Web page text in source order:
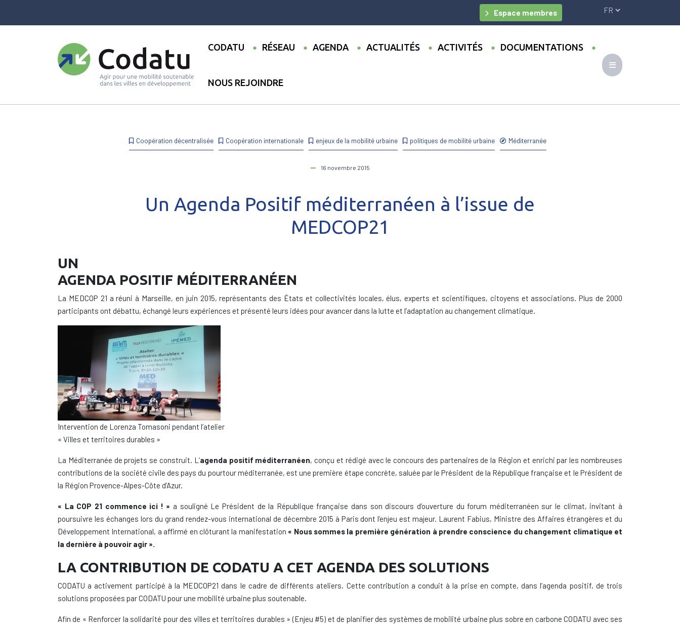
Espace membres
CODATU RÉSEAU AGENDA ACTUALITÉS ACTIVITÉS DOCUMENTATIONS
NOUS REJOINDRE
Coopération décentralisée Coopération internationale enjeux de la mobilité urbaine politiques de mobilité urbaine Méditerranée
16 novembre 2015
Un Agenda Positif méditerranéen à l’issue de
MEDCOP21
UN
AGENDA POSITIF MÉDITERRANÉEN
La MEDCOP 21 a réuni à Marseille, en juin 2015, représentants des États et collectivités locales, élus, experts et scientifiques, citoyens et associations. Plus de 2000
participants ont débattu, échangé leurs expériences et présenté leurs idées pour avancer dans la lutte et l’adaptation au changement climatique.
Intervention de Lorenza Tomasoni pendant l’atelier
« Villes et territoires durables »
La Méditerranée de projets se construit. L’agenda positif méditerranéen, conçu et rédigé avec le concours des partenaires de la Région et enrichi par les nombreuses
contributions de la société civile des pays du pourtour méditerranée, est une première étape concrète, saluée par le Président de la République française et le Président de
la Région Provence-Alpes-Côte d’Azur.
« La COP 21 commence ici ! » a souligné Le Président de la République française dans son discours d’ouverture du forum méditerranéen sur le climat, invitant à
poursuivre les échanges lors du grand rendez-vous international de décembre 2015 à Paris dont l’enjeu est majeur. Laurent Fabius, Ministre des Affaires étrangères et du
Développement International, a affirmé en clôturant la manifestation « Nous sommes la première génération à prendre conscience du changement climatique et
la dernière à pouvoir agir ».
LA CONTRIBUTION DE CODATU A CET AGENDA DES SOLUTIONS
CODATU a activement participé à la MEDCOP21 dans le cadre de différents ateliers. Cette contribution a conduit à la prise en compte, dans l’agenda positif, de trois
solutions proposées par CODATU pour une mobilité urbaine plus soutenable.
Afin de « Renforcer la solidarité pour des villes et territoires durables » (Enjeu #5) et de planifier des systèmes de mobilité urbaine plus sobre en carbone CODATU avec ses